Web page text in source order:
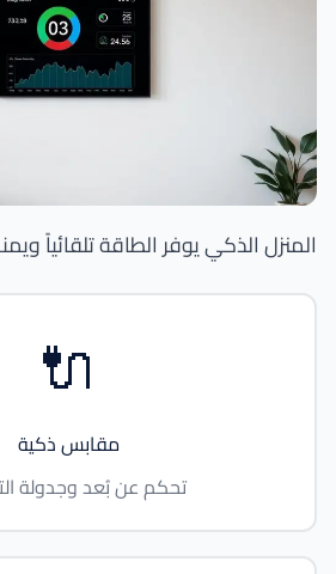
المنزل الذكي يوفر الطاقة تلقائياً
🔌
مقابس ذكية
تحكم عن بُعد وجدولة